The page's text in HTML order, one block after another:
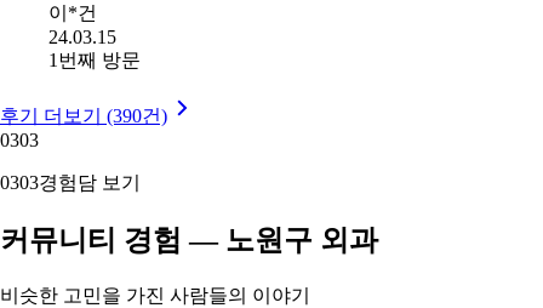
이*건
24.03.15
1번째 방문
후기 더보기 (390건)
0303
0303경험담 보기
커뮤니티 경험 — 노원구 외과
비슷한 고민을 가진 사람들의 이야기